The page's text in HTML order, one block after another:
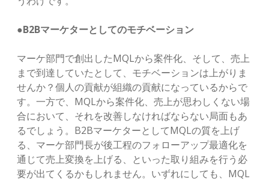
●B2Bマーケターとしてのモチベーション
マーケ部門で創出したMQLから案件化、そして、売上
まで到達していたとして、モチベーションは上がりま
せんか？個人の貢献が組織の貢献になっているからで
す。一方で、MQLから案件化、売上が思わしくない場
合において、それを改善しなければならない局面もあ
るでしょう。B2BマーケターとしてMQLの質を上げ
る、マーケ部門長が後工程のフォローアップ最適化を
通じて売上変換を上げる、といった取り組みを行う必
要が出てくるかもしれません。いずれにしても、MQL